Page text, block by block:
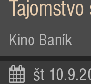
Kino Baník
št